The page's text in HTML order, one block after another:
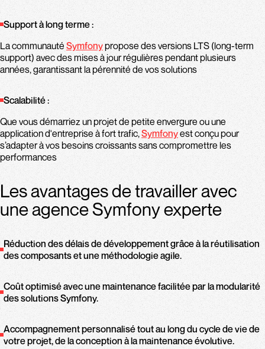
Support à long terme :
La communauté Symfonypropose des versions LTS (long-term
support) avec des mises à jour régulières pendant plusieurs
années, garantissant la pérennité de vos solutions​
Scalabilité :
Que vous démarriez un projet de petite envergure ou une
application d'entreprise à fort trafic,Symfonyest conçu pour
s’adapter à vos besoins croissants sans compromettre les
performances​
Les avantages de travailler avec
une agence Symfony experte
Réduction des délais de développement grâce à la réutilisation
des composants et une méthodologie agile.
Coût optimisé avec une maintenance facilitée par la modularité
des solutions Symfony.
Accompagnement personnalisé tout au long du cycle de vie de
votre projet, de la conception à la maintenance évolutive.